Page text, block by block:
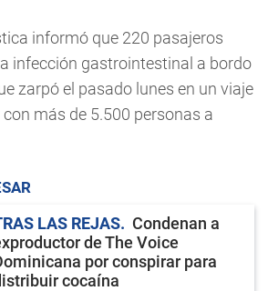
informó que 220 pasajeros
infección gastrointestinal a bordo
zarpó el pasado lunes en un viaje
más de 5.500 personas a
LAS REJAS
Condenan a
de The Voice
por conspirar para
cocaína